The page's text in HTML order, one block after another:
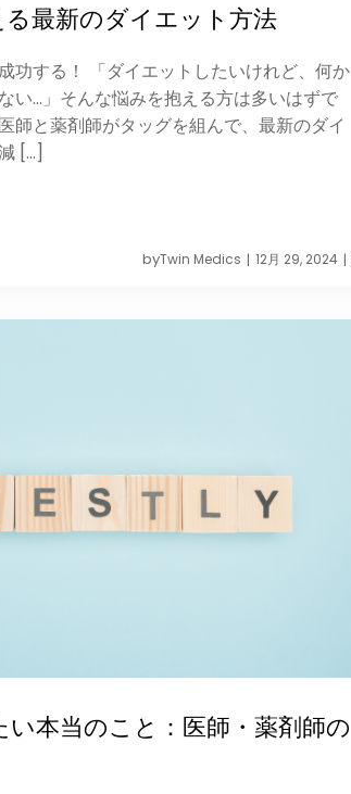
最新のダイエット方法
功する！ 「ダイエットしたいけれど、何か
い…」そんな悩みを抱える方は多いはずで
師と薬剤師がタッグを組んで、最新のダイ
[…]
byTwin Medics | 12月 29, 2024 |
本当のこと：医師・薬剤師の